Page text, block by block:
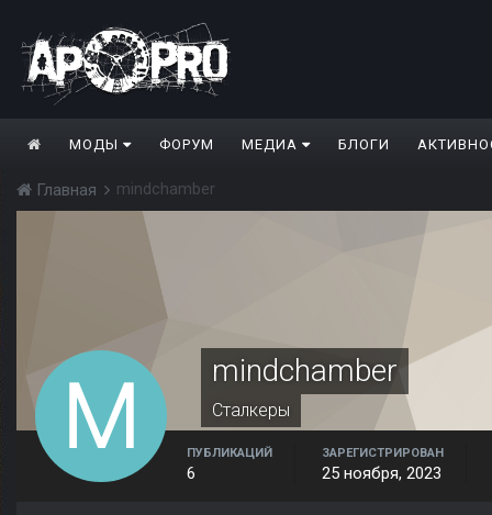
МОДЫ ФОРУМ МЕДИА БЛОГИ
Главная mindchamber
mindchamber
Сталкеры
ПУБЛИКАЦИЙ
6
ЗАРЕГИСТРИРОВАН
25 ноября, 2023